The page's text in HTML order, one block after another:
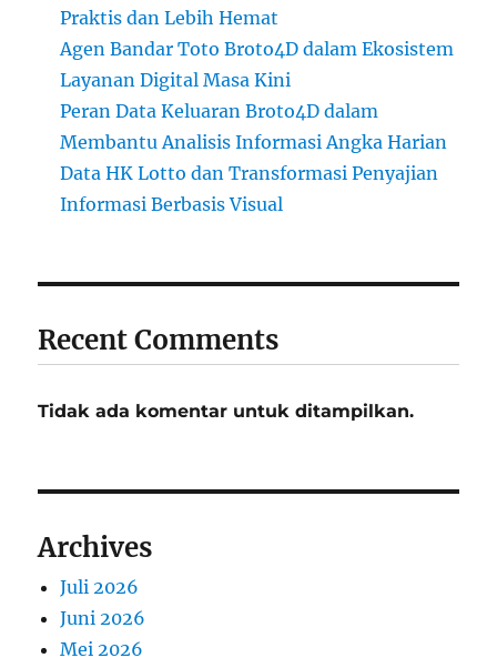
Praktis dan Lebih Hemat
Agen Bandar Toto Broto4D dalam Ekosistem
Layanan Digital Masa Kini
Peran Data Keluaran Broto4D dalam
Membantu Analisis Informasi Angka Harian
Data HK Lotto dan Transformasi Penyajian
Informasi Berbasis Visual
Recent Comments
Tidak ada komentar untuk ditampilkan.
Archives
Juli 2026
Juni 2026
Mei 2026